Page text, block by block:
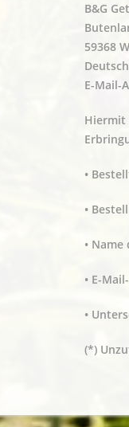
B&G
59368
E-Mail-
Hiermit
•
•
•
• E-
•
(*)